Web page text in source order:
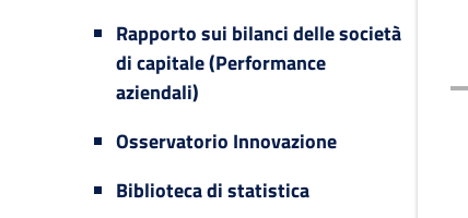
Rapporto sui bilanci delle società
di capitale (Performance
aziendali)
Osservatorio Innovazione
Biblioteca di statistica